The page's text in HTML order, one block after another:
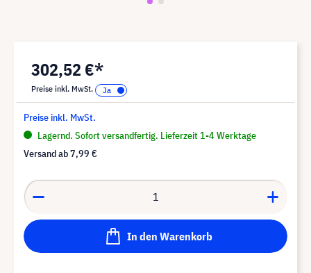
302,52 €*
Preise inkl. MwSt.
Preise inkl. MwSt.
Lagernd. Sofort versandfertig. Lieferzeit 1-4 Werktage
Versand ab7,99 €
In den Warenkorb